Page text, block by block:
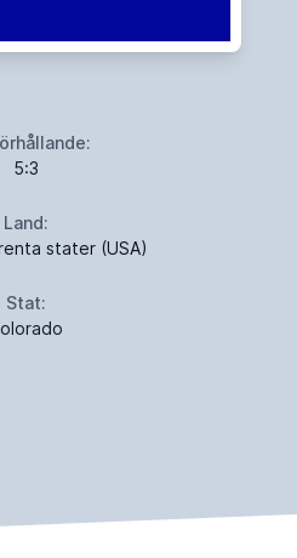
5:3
Land:
stater (USA)
Stat: